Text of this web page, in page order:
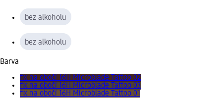
bez alkoholu
bez alkoholu
Barva
fix na obočí 16H Microblade Tattoo 02
fix na obočí 16H Microblade Tattoo 03
fix na obočí 16H Microblade Tattoo 01